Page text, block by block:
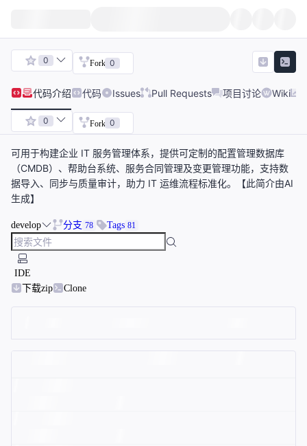
0 Fork 0
代码介绍 代码 Issues Pull Requests 项目讨论 Wiki
0 Fork 0
可用于构建企业 IT 服务管理体系，提供可定制的配置管理数据库
（CMDB）、帮助台系统、服务合同管理及变更管理功能，支持数
据导入、同步与质量审计，助力 IT 运维流程标准化。【此简介由AI
生成】
develop 分支 78 Tags 81
IDE
下载zip
Clone